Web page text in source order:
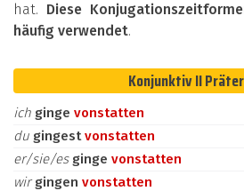
hat. Diese
häufig verwendet.
Konjunktiv II
ich ginge vonstatten
du gingestvonstatten
er/sie/es ginge vonstatten
wirgingen vonstatten